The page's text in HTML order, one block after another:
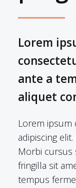
Lorem
ante a
aliquet
Lorem
adipiscing
Morbi cursus
fringilla sit
tempus